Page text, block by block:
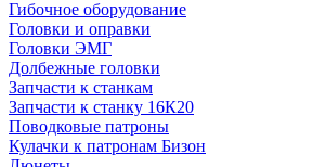
Гибочное оборудование
Головки и оправки
Головки ЭМГ
Долбежные головки
Запчасти к станкам
Запчасти к станку 16К20
Поводковые патроны
Кулачки к патронам Бизон